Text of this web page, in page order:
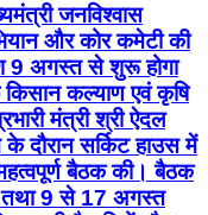
जनविश्वास
और कोर कमेटी की
9 अगस्त से शुरू होगा
कल्याण एवं कृषि
मंत्री श्री ऐदल
दौरान सर्किट हाउस में
बैठक की। बैठक
तथा 9 से 17 अगस्त